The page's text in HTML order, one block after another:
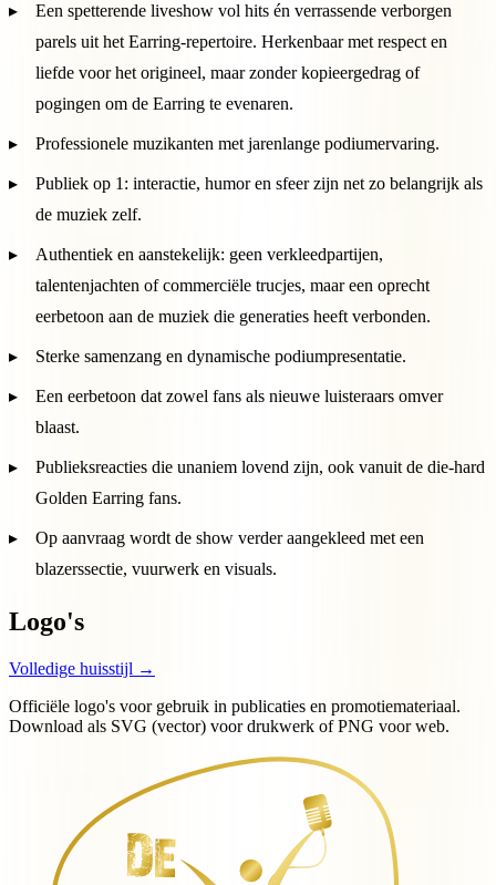
Een spetterende liveshow vol hits én verrassende verborgen
parels uit het Earring-repertoire. Herkenbaar met respect en
liefde voor het origineel, maar zonder kopieergedrag of
pogingen om de Earring te evenaren.
Professionele muzikanten met jarenlange podiumervaring.
Publiek op 1: interactie, humor en sfeer zijn net zo belangrijk als
de muziek zelf.
Authentiek en aanstekelijk: geen verkleedpartijen,
talentenjachten of commerciële trucjes, maar een oprecht
eerbetoon aan de muziek die generaties heeft verbonden.
Sterke samenzang en dynamische podiumpresentatie.
Een eerbetoon dat zowel fans als nieuwe luisteraars omver
blaast.
Publieksreacties die unaniem lovend zijn, ook vanuit de die-hard
Golden Earring fans.
Op aanvraag wordt de show verder aangekleed met een
blazerssectie, vuurwerk en visuals.
Logo's
Volledige huisstijl →
Officiële logo's voor gebruik in publicaties en promotiemateriaal.
Download als SVG (vector) voor drukwerk of PNG voor web.